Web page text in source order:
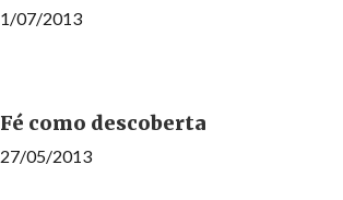
1/07/2013
Fé como descoberta
27/05/2013